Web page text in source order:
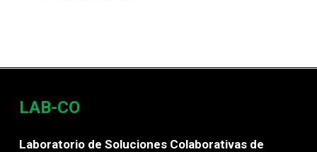
LAB-CO
Laboratorio de Soluciones Colaborativas de